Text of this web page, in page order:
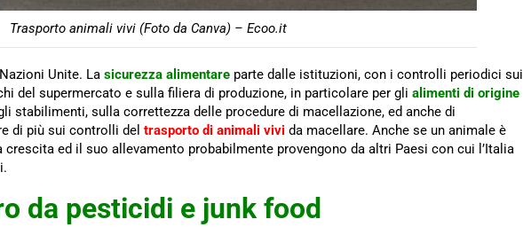
Trasporto animali vivi (Foto da Canva) – Ecoo.it
Unite. La sicurezza alimentare parte dalle istituzioni, con i controlli periodici sui
del supermercato e sulla filiera di produzione, in particolare per gli alimenti di origine
stabilimenti, sulla correttezza delle procedure di macellazione, ed anche di
di più sui controlli del trasporto di animali vivi da macellare. Anche se un animale è
ed il suo allevamento probabilmente provengono da altri Paesi con cui l’Italia
da pesticidi e junk food